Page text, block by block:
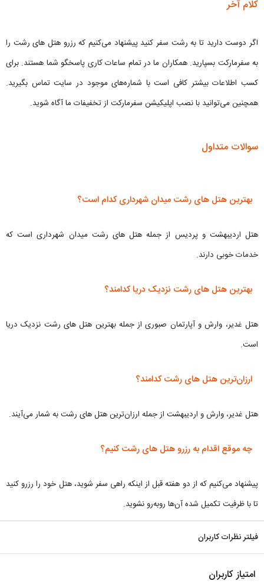
کلام آخر
اگر دوست دارید تا به رشت سفر کنید پیشنهاد می‌کنیم که رزرو هتل های رشت را
به سفرمارکت بسپارید. همکاران ما در تمام ساعات کاری پاسخگو شما هستند. برای
کسب اطلاعات بیشتر کافی است با شماره‌های موجود در سایت تماس بگیرید.
همچنین می‌توانید با نصب اپلیکیشن سفرمارکت از تخفیفات ما آگاه شوید.
سوالات متداول
بهترین هتل های رشت میدان شهرداری کدام است؟
هتل اردیبهشت و پردیس از جمله هتل های رشت میدان شهرداری است که
خدمات خوبی دارند.
بهترین هتل های رشت نزدیک دریا کدامند؟
هتل غدیر، وارش و آپارتمان صبوری از جمله بهترین هتل های رشت نزدیک دریا
است.
ارزان‌ترین هتل های رشت کدامند؟
هتل غدیر، وارش و اردیبهشت از جمله ارزان‌ترین هتل های رشت به شمار می‌آیند.
چه موقع اقدام به رزرو هتل های رشت کنیم؟
پیشنهاد می‌کنیم که از دو هفته قبل از اینکه راهی سفر شوید، هتل خود را رزرو کنید
تا با ظرفیت تکمیل شده آن‌ها روبه‌رو نشوید.
فیلتر نظرات کاربران
امتیاز کاربران